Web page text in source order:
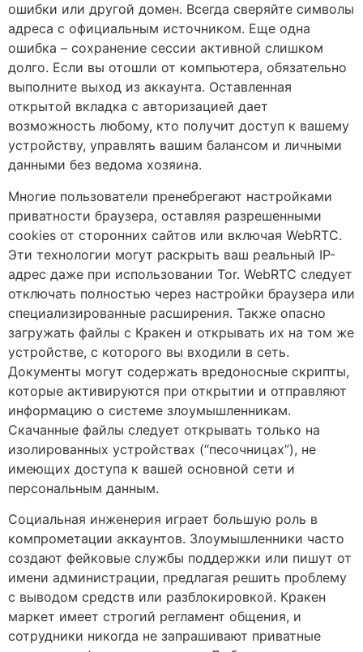
ошибки или другой домен. Всегда сверяйте символы
адреса с официальным источником. Еще одна
ошибка – сохранение сессии активной слишком
долго. Если вы отошли от компьютера, обязательно
выполните выход из аккаунта. Оставленная
открытой вкладка с авторизацией дает
возможность любому, кто получит доступ к вашему
устройству, управлять вашим балансом и личными
данными без ведома хозяина.
Многие пользователи пренебрегают настройками
приватности браузера, оставляя разрешенными
cookies от сторонних сайтов или включая WebRTC.
Эти технологии могут раскрыть ваш реальный IP-
адрес даже при использовании Tor. WebRTC следует
отключать полностью через настройки браузера или
специализированные расширения. Также опасно
загружать файлы с Кракен и открывать их на том же
устройстве, с которого вы входили в сеть.
Документы могут содержать вредоносные скрипты,
которые активируются при открытии и отправляют
информацию о системе злоумышленникам.
Скачанные файлы следует открывать только на
изолированных устройствах (“песочницах”), не
имеющих доступа к вашей основной сети и
персональным данным.
Социальная инженерия играет большую роль в
компрометации аккаунтов. Злоумышленники часто
создают фейковые службы поддержки или пишут от
имени администрации, предлагая решить проблему
с выводом средств или разблокировкой. Кракен
маркет имеет строгий регламент общения, и
сотрудники никогда не запрашивают приватные